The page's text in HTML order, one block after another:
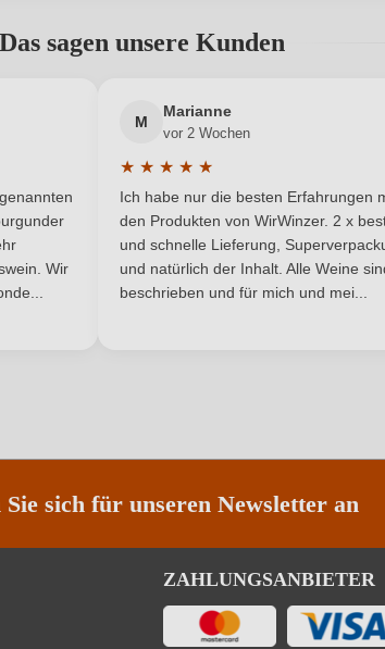
Rebsorte
Weinart
Nährwertangaben
Kaliummetabisulfit, Stabilisatoren: Metaweinsäure,
Das sagen unsere Kunden
5 von 5 Sternen
Wir
M
Marianne
vor 2 Wochen
★ ★ ★ ★ ★
Durchschnittliche Bewertung von
Ich habe nur die besten Erfahrungen
den Produkten von WirWinzer. 2 x
und schnelle Lieferung,
und natürlich der Inhalt. Alle Weine
beschrieben und für mich und mei...
sich für unseren Newsletter an
ZAHLUNGSANBIETER